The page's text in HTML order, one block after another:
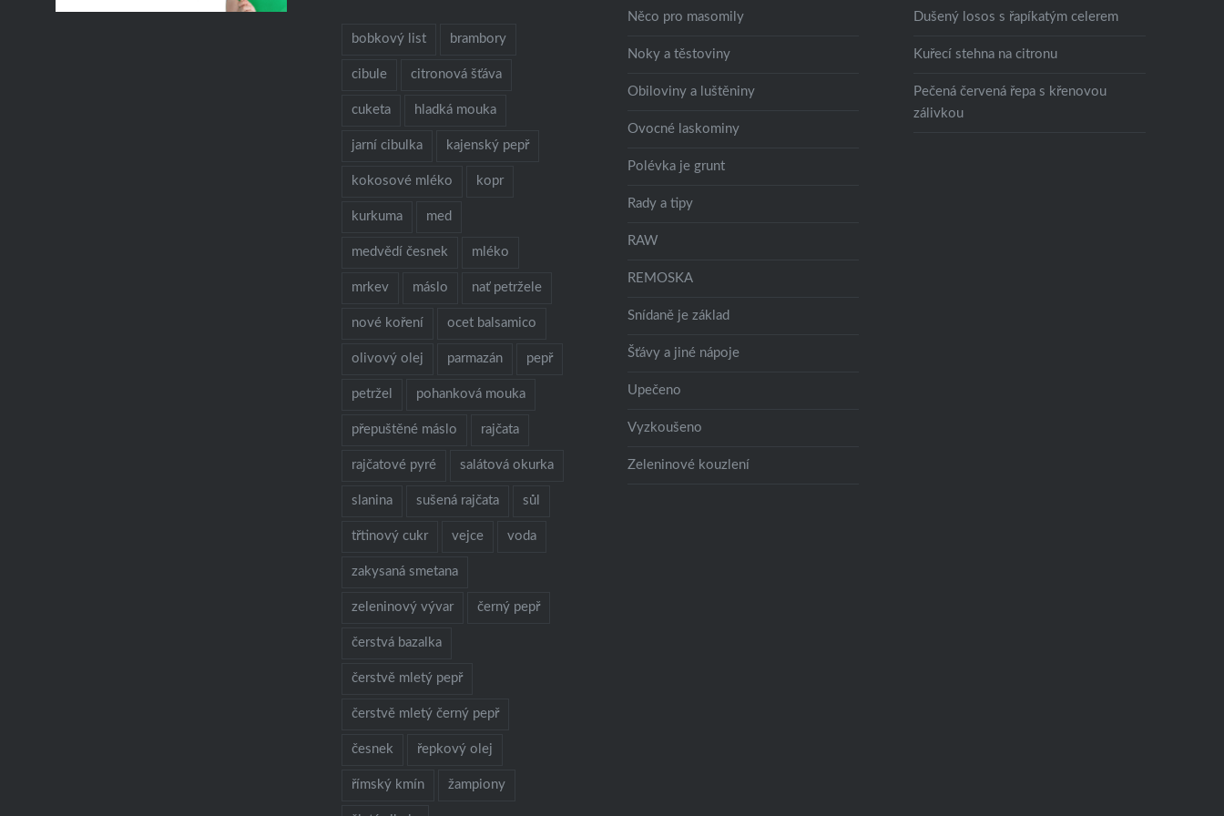
Něco pro masomily
Noky a těstoviny
Obiloviny a luštěniny
Ovocné laskominy
Polévka je grunt
Rady a tipy
RAW
REMOSKA
Snídaně je základ
Šťávy a jiné nápoje
Upečeno
Vyzkoušeno
Zeleninové kouzlení
Dušený losos s řapíkatým celerem
Kuřecí stehna na citronu
Pečená červená řepa s křenovou
zálivkou
bobkový list brambory
cibule citronová šťáva
cuketa hladká mouka
jarní cibulka kajenský pepř
kokosové mléko kopr
kurkuma med
medvědí česnek mléko
mrkev máslo nať petržele
nové koření ocet balsamico
olivový olej parmazán pepř
petržel pohanková mouka
přepuštěné máslo rajčata
rajčatové pyré salátová okurka
slanina sušená rajčata sůl
třtinový cukr vejce voda
zakysaná smetana
zeleninový vývar černý pepř
čerstvá bazalka
čerstvě mletý pepř
čerstvě mletý černý pepř
česnek řepkový olej
římský kmín žampiony